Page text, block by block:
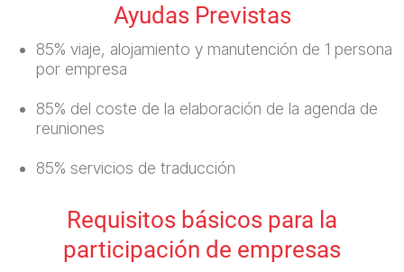
Ayudas Previstas
85% viaje, alojamiento y manutención de 1 persona
por empresa
85% del coste de la elaboración de la agenda de
reuniones
85% servicios de traducción
Requisitos básicos para la
participación de empresas